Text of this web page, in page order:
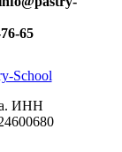
65
School
ИНН